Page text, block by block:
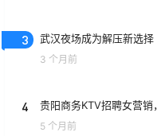
3 武汉夜场成为解压新选择
3 个月前
4 贵阳商务KTV招聘女营销
5 个月前